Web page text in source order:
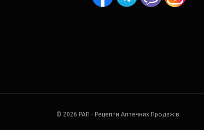
© 2026 РАП - Рецепти Аптечних Продажів